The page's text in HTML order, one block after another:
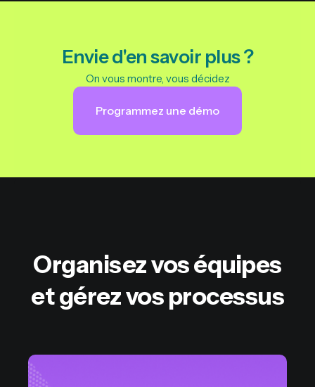
Envie d'en savoir plus ?
On vous montre, vous décidez
Programmez une démo
Organisez vos équipes
et gérez vos processus